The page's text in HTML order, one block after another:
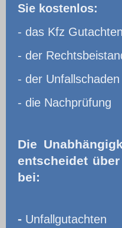
Sie kostenlos:
- das Kfz Gutachten
- der
- der Unfallschaden
- die Nachprüfung
Die
entscheidet
bei:
- Unfallgutachten